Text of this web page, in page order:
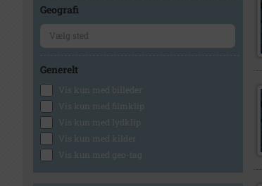
Geografi
Generelt
Vis kun med billeder
Vis kun med filmklip
Vis kun med lydklip
Vis kun med kilder
Vis kun med geo-tag